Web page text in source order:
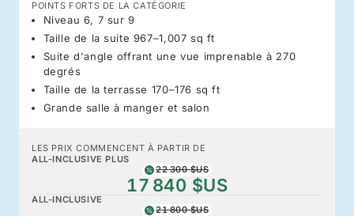
POINTS FORTS DE LA CATÉGORIE
Niveau 6, 7 sur 9
Taille de la suite 967–1,007 sq ft
Suite d'angle offrant une vue imprenable à 270
degrés
Taille de la terrasse 170–176 sq ft
Grande salle à manger et salon
LES PRIX COMMENCENT À PARTIR DE
ALL-INCLUSIVE PLUS
22 300 $US
17 840 $US
ALL-INCLUSIVE
21 800 $US